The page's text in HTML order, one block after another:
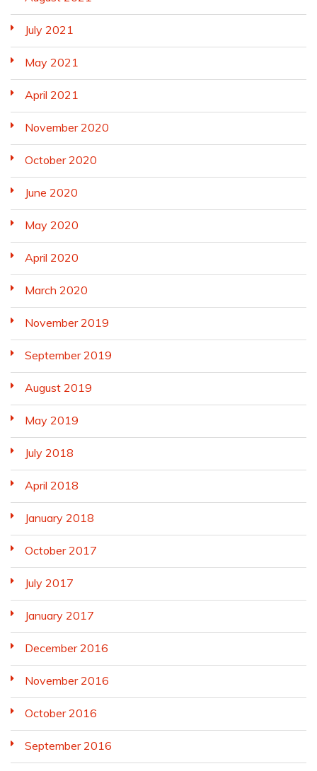
July 2021
May 2021
April 2021
November 2020
October 2020
June 2020
May 2020
April 2020
March 2020
November 2019
September 2019
August 2019
May 2019
July 2018
April 2018
January 2018
October 2017
July 2017
January 2017
December 2016
November 2016
October 2016
September 2016